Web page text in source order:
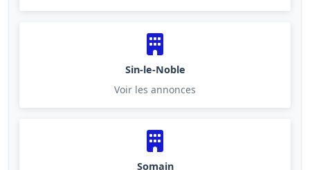
Sin-le-Noble
Voir les annonces
Somain